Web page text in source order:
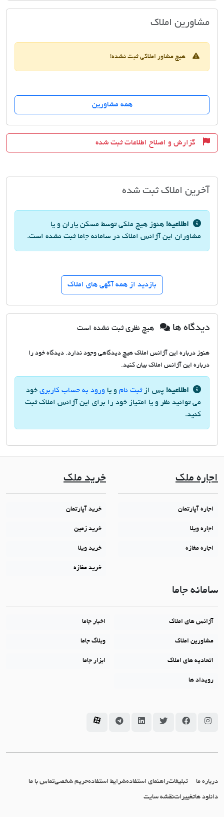
مشاورین املاکمسکن یاران
هیچ مشاور املاکی ثبت نشده!
همه مشاورین
گزارش و اصلاح اطلاعات ثبت شده
آخرین املاک ثبت شده
اطلاعیه! هنوز هیچ ملکی توسط مسکن یاران و یا
مشاوران این آژانس املاک در سامانه جاما ثبت نشده است.
بازدید از همه آگهی های املاک
دیدگاه ها هیچ نظری ثبت نشده است
هنوز درباره این آژانس املاک هیچ دیدگاهی وجود ندارد. دیدگاه خود را
درباره این آژانس املاک بیان کنید.
اطلاعیه! پس ازثبت نام و یا ورود به حساب کاربری خود
می توانید نظر و یا امتیاز خود را برای این آژانس املاک ثبت
کنید.
اجاره ملک
اجاره آپارتمان
اجاره ویلا
اجاره مغازه
خرید ملک
خرید آپارتمان
خرید زمین
خرید ویلا
خرید مغازه
سامانه جاما
آژانس های املاک اخبار جاما
مشاورین املاک وبلاگ جاما
اتحادیه های املاک ابزار جاما
رویداد ها
سامانه جاما در اینستاگرام
سامانه جاما در فیسبوک
سامانه جاما در توئیتر
سامانه جاما در لینکداین
سامانه جاما در تلگرام
سامانه جاما در آپارات
درباره ما تبلیغاتراهنمای استفادهشرایط استفادهحریم شخصیتماس با ما
دانلود هاتغییراتنقشه سایت